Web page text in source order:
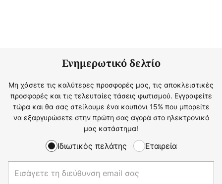
Ενημερωτικό δελτίο
Μη χάσετε τις καλύτερες προσφορές μας, τις αποκλειστικές
προσφορές και τις τελευταίες τάσεις φωτισμού. Εγγραφείτε
τώρα και θα σας στείλουμε ένα κουπόνι 15% που μπορείτε
να εξαργυρώσετε στην πρώτη σας αγορά στο ηλεκτρονικό
μας κατάστημα!
Ιδιωτικός πελάτης Εταιρεία